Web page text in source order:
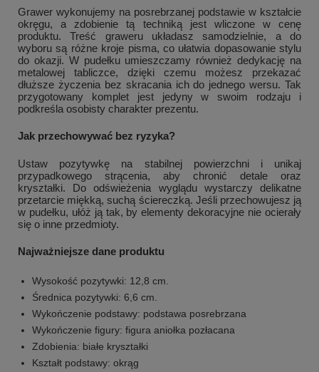
Grawer wykonujemy na posrebrzanej podstawie w kształcie
okręgu, a zdobienie tą techniką jest wliczone w cenę
produktu. Treść graweru układasz samodzielnie, a do
wyboru są różne kroje pisma, co ułatwia dopasowanie stylu
do okazji. W pudełku umieszczamy również dedykację na
metalowej tabliczce, dzięki czemu możesz przekazać
dłuższe życzenia bez skracania ich do jednego wersu. Tak
przygotowany komplet jest jedyny w swoim rodzaju i
podkreśla osobisty charakter prezentu.
Jak przechowywać bez ryzyka?
Ustaw pozytywkę na stabilnej powierzchni i unikaj
przypadkowego strącenia, aby chronić detale oraz
kryształki. Do odświeżenia wyglądu wystarczy delikatne
przetarcie miękką, suchą ściereczką. Jeśli przechowujesz ją
w pudełku, ułóż ją tak, by elementy dekoracyjne nie ocierały
się o inne przedmioty.
Najważniejsze dane produktu
Wysokość pozytywki: 12,8 cm.
Średnica pozytywki: 6,6 cm.
Wykończenie podstawy: podstawa posrebrzana
Wykończenie figury: figura aniołka pozłacana
Zdobienia: białe kryształki
Kształt podstawy: okrąg